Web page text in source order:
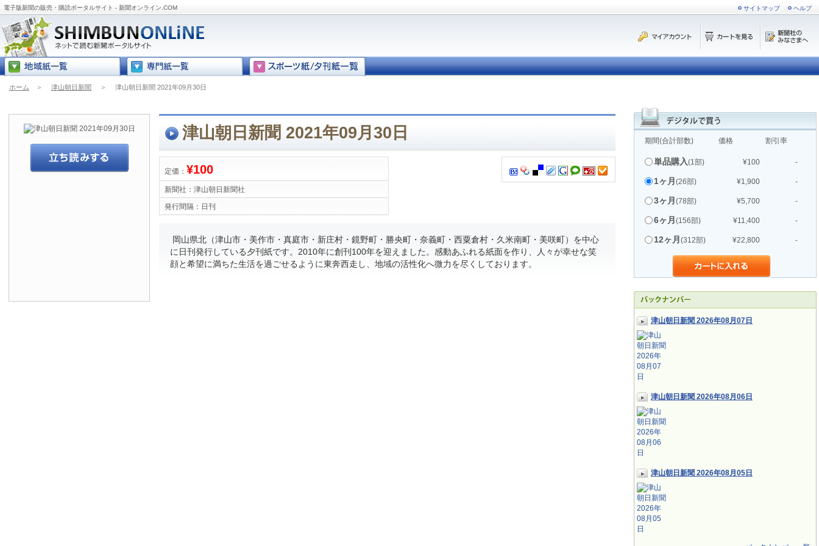
電子版新聞の販売・購読ポータルサイト - 新聞オンライン.COM サイトマップ ヘルプ
ホーム ＞ 津山朝日新聞 ＞ 津山朝日新聞 2021年09月30日
期間(合計部数) 価格 割引率
単品購入(1部) ¥100 -
1ヶ月 (26部) ¥1,900 -
3ヶ月 (78部) ¥5,700 -
6ヶ月 (156部) ¥11,400 -
12ヶ月 (312部) ¥22,800 -
津山朝日新聞 2026年08月07日
津山朝日新聞 2026年08月06日
津山朝日新聞 2026年08月05日
津山朝日新聞 2021年09月30日
定価： ¥100
新聞社： 津山朝日新聞社
発行間隔： 日刊
岡山県北（津山市・美作市・真庭市・新庄村・鏡野町・勝央町・奈義町・西粟倉村・久米南町・美咲町）を中心
に日刊発行している夕刊紙です。2010年に創刊100年を迎えました。感動あふれる紙面を作り、人々が幸せな笑
顔と希望に満ちた生活を過ごせるように東奔西走し、地域の活性化へ微力を尽くしております。